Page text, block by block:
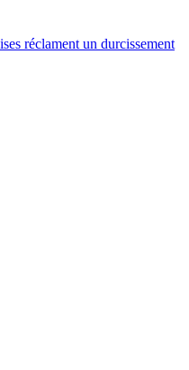
réclament un durcissement